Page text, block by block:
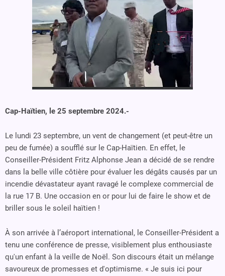
Cap-Haïtien, le 25 septembre 2024.-
Le lundi 23 septembre, un vent de changement (et peut-être un
peu de fumée) a soufflé sur le Cap-Haïtien. En effet, le
Conseiller-Président Fritz Alphonse Jean a décidé de se rendre
dans la belle ville côtière pour évaluer les dégâts causés par un
incendie dévastateur ayant ravagé le complexe commercial de
la rue 17 B. Une occasion en or pour lui de faire le show et de
briller sous le soleil haïtien !
À son arrivée à l’aéroport international, le Conseiller-Président a
tenu une conférence de presse, visiblement plus enthousiaste
qu'un enfant à la veille de Noël. Son discours était un mélange
savoureux de promesses et d'optimisme. « Je suis ici pour